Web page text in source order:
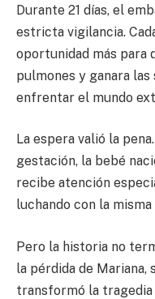
Durante 21 días, el
estricta vigilancia.
oportunidad más para
pulmones y ganara las
enfrentar el mundo
La espera valió la
gestación, la bebé
recibe atención
luchando con la
Pero la historia no
la pérdida de Mariana,
transformó la tragedia